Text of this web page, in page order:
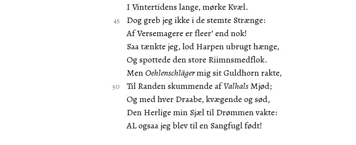
I Vintertidens lange, mørke Kvæl.
Dog greb jeg ikke i de stemte Strænge:
Af Versemagere er fleer’ end nok!
Saa tænkte jeg, lod Harpen ubrugt hænge,
Og spottede den store Riimnsmedflok.
MenOehlenschlägermig sit Guldhorn rakte,
Til Randen skummende afValhalsMjød;
Og med hver Draabe, kvægende og sød,
Den Herlige min Sjæl til Drømmen vakte:
AL ogsaa jeg blev til en Sangfugl født!